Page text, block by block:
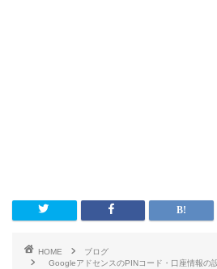
HOME
ブログ
GoogleアドセンスのPINコード・口座情報の